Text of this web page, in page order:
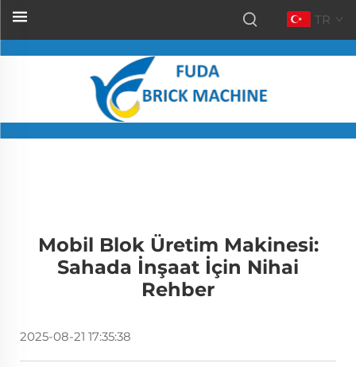
TR
Mobil Blok Üretim Makinesi:
Sahada İnşaat İçin Nihai
Rehber
2025-08-21 17:35:38